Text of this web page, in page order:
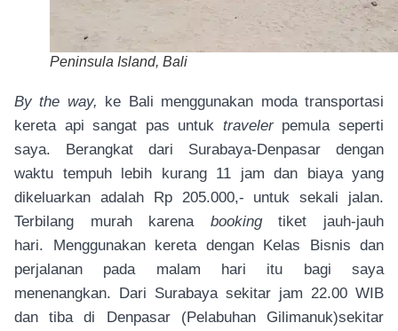
Peninsula Island, Bali
By the way, ke Bali menggunakan moda transportasi
kereta api sangat pas untuk traveler pemula seperti
saya. Berangkat dari Surabaya-Denpasar dengan
waktu tempuh lebih kurang 11 jam dan biaya yang
dikeluarkan adalah Rp 205.000,- untuk sekali jalan.
Terbilang murah karena bookingtiket jauh-jauh
hari. Menggunakan kereta dengan Kelas Bisnis dan
perjalanan pada malam hari itu bagi saya
menenangkan. Dari Surabaya sekitar jam 22.00 WIB
dan tiba di Denpasar (Pelabuhan Gilimanuk)sekitar